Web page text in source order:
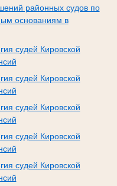
районных судов по
основаниям в
судей Кировской
судей Кировской
судей Кировской
судей Кировской
судей Кировской